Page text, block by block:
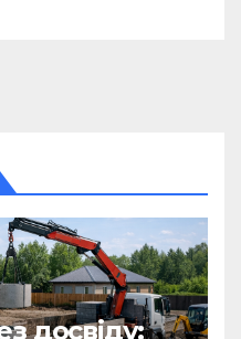
досвіду: